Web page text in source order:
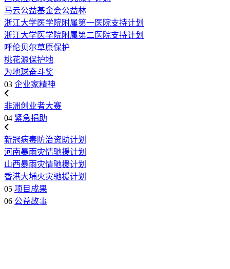
马云公益基金会公益林
浙江大学医学院附属第一医院支持计划
浙江大学医学院附属第二医院支持计划
呼伦贝尔草原保护
桃花源保护地
为地球奋斗奖
03 企业家精神
非洲创业者大赛
04 紧急捐助
新冠病毒防治资助计划
河南暴雨灾情驰援计划
山西暴雨灾情驰援计划
香港大埔火灾驰援计划
05 项目成果
06 公益故事